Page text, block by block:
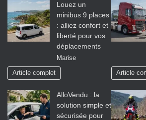
Louez un
minibus 9 places
: alliez confort et
liberté pour vos
déplacements
Marise
Article complet Article
AlloVendu : la
solution simple et
sécurisée pour